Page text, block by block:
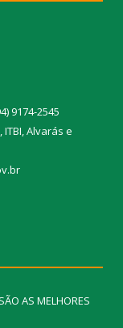
9174-2545
Alvarás e
AS MELHORES